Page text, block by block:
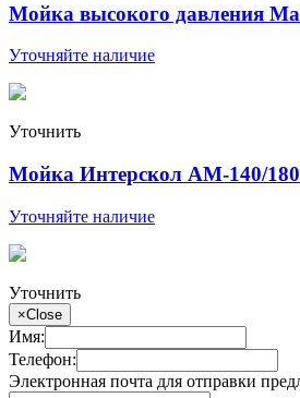
Мойка высокого давления
Уточняйте наличие
Уточнить
Мойка Интерскол АМ-140/
Уточняйте наличие
Уточнить
×Close
Имя:
Телефон:
Электронная почта для отправки